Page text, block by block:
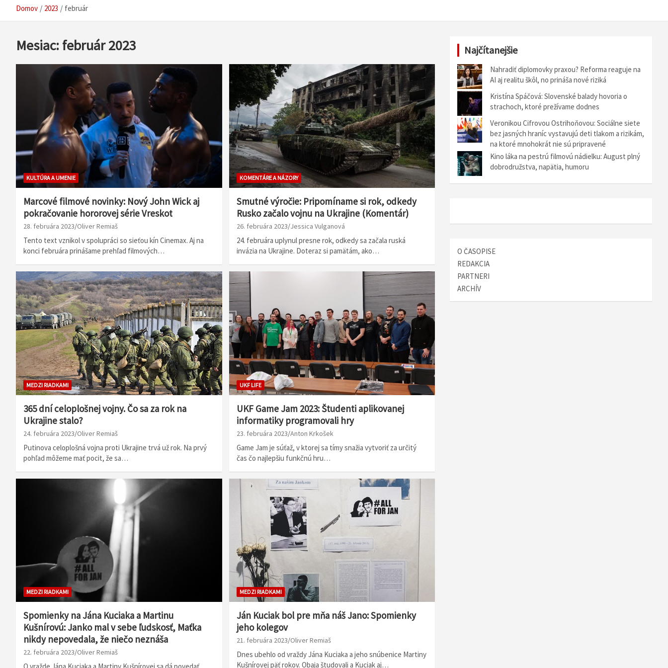
Domov 2023 február
Mesiac: február 2023
KULTÚRA A UMENIE
Marcové filmové novinky: Nový John Wick aj
pokračovanie hororovej série Vreskot
28. februára 2023 Oliver Remiaš
Tento text vznikol v spolupráci so sieťou kín Cinemax. Aj na
konci februára prinášame prehľad filmových…
KOMENTÁRE A NÁZORY
Smutné výročie: Pripomíname si rok, odkedy
Rusko začalo vojnu na Ukrajine (Komentár)
26. februára 2023 Jessica Vulganová
24. februára uplynul presne rok, odkedy sa začala ruská
invázia na Ukrajine. Doteraz si pamätám, ako…
MEDZI RIADKAMI
365 dní celoplošnej vojny. Čo sa za rok na
Ukrajine stalo?
24. februára 2023 Oliver Remiaš
Putinova celoplošná vojna proti Ukrajine trvá už rok. Na prvý
pohľad môžeme mať pocit, že sa…
UKF LIFE
UKF Game Jam 2023: Študenti aplikovanej
informatiky programovali hry
23. februára 2023 Anton Krkošek
Game Jam je súťaž, v ktorej sa tímy snažia vytvoriť za určitý
čas čo najlepšiu funkčnú hru…
MEDZI RIADKAMI
Spomienky na Jána Kuciaka a Martinu
Kušnírovú: Janko mal v sebe ľudskosť, Maťka
nikdy nepovedala, že niečo neznáša
22. februára 2023 Oliver Remiaš
MEDZI RIADKAMI
Ján Kuciak bol pre mňa náš Jano: Spomienky
jeho kolegov
21. februára 2023 Oliver Remiaš
Dnes ubehlo od vraždy Jána Kuciaka a jeho snúbenice Martiny
Kušnírovej päť rokov. Obaja študovali a Kuciak aj…
Najčítanejšie
Nahradiť diplomovky praxou? Reforma reaguje na
AI aj realitu škôl, no prináša nové riziká
Kristína Spáčová: Slovenské balady hovoria o
strachoch, ktoré prežívame dodnes
Veronikou Cifrovou Ostrihoňovou: Sociálne siete
bez jasných hraníc vystavujú deti tlakom a rizikám,
na ktoré mnohokrát nie sú pripravené
Kino láka na pestrú filmovú nádielku: August plný
dobrodružstva, napätia, humoru
O ČASOPISE
REDAKCIA
PARTNERI
ARCHÍV